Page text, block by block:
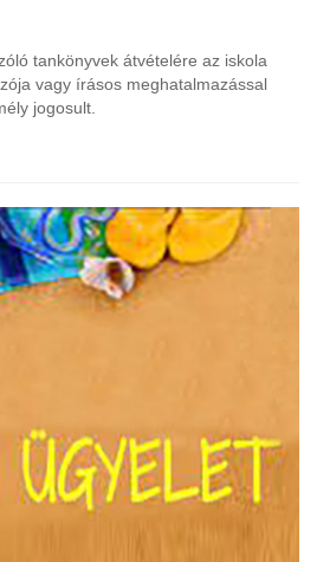
tankönyvek átvételére az iskola
vagy írásos meghatalmazással
jogosult.